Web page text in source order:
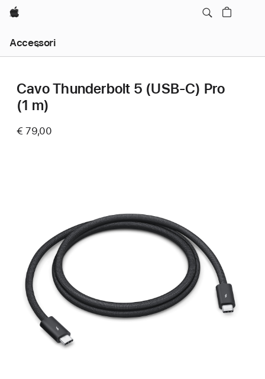
Apple
Accessori
locale,
apri
Cavo Thunderbolt 5 (USB‑C) Pro
(1 m)
€ 79,00